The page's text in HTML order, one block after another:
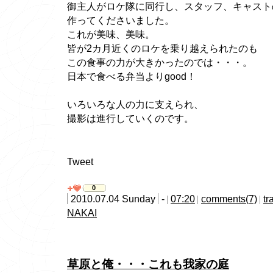
御主人がロケ隊に同行し、スタッフ、キャス
作ってくださいました。
これが美味、美味。
皆が2カ月近くのロケを乗り越えられたのも
この食事の力が大きかったのでは・・・。
日本で食べる弁当よりgood！
いろいろな人の力に支えられ、
撮影は進行していくのです。
Tweet
0
2010.07.04 Sunday - 07:20 comments(7)
NAKAI
草原と俺・・・これも我家の庭